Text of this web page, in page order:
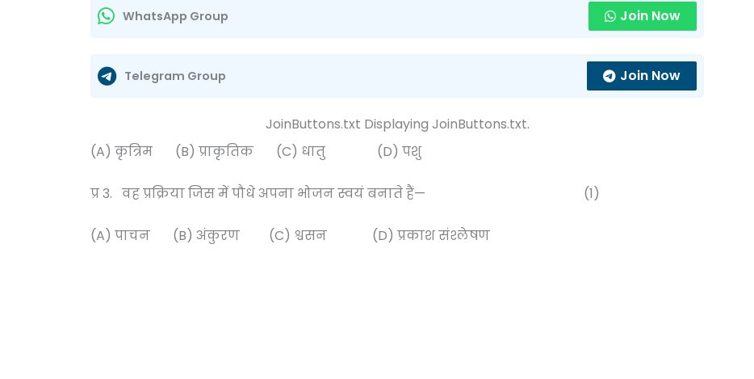
WhatsApp Group Join Now
Telegram Group Join Now
JoinButtons.txt Displaying JoinButtons.txt.
(A) कृत्रिम (B) प्राकृतिक (C) धातु (D) पशु
प्र 3. वह प्रक्रिया जिस में पौधे अपना भोजन स्वयं बनाते हैं— (1)
(A) पाचन (B) अंकुरण (C) श्वसन (D) प्रकाश संश्लेषण